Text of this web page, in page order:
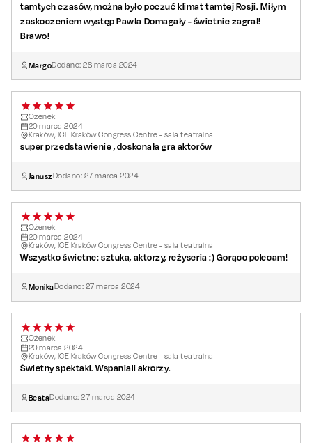
tamtych czasów, można było poczuć klimat tamtej Rosji. Miłym
zaskoczeniem występ Pawła Domagały - świetnie zagrał!
Brawo!
MargoDodano:28 marca 2024
Ożenek
20marca 2024
Kraków, ICE Kraków Congress Centre - sala teatralna
super przedstawienie , doskonała gra aktorów
JanuszDodano: 27 marca 2024
Ożenek
20marca 2024
Kraków, ICE Kraków Congress Centre - sala teatralna
Wszystko świetne: sztuka, aktorzy, reżyseria :) Gorąco polecam!
MonikaDodano: 27 marca 2024
Ożenek
20marca 2024
Kraków, ICE Kraków Congress Centre - sala teatralna
Świetny spektakl. Wspaniali akrorzy.
BeataDodano:27 marca 2024